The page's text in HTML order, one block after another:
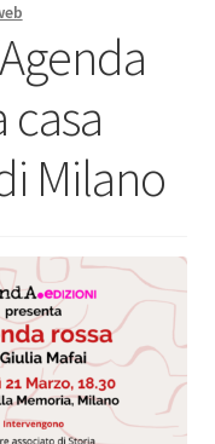
casa
Milano